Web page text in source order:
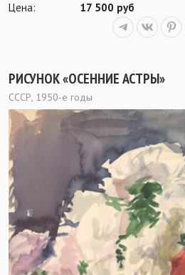
Цена:
17 500 руб
РИСУНОК «ОСЕННИЕ АСТРЫ»
СССР, 1950-е годы